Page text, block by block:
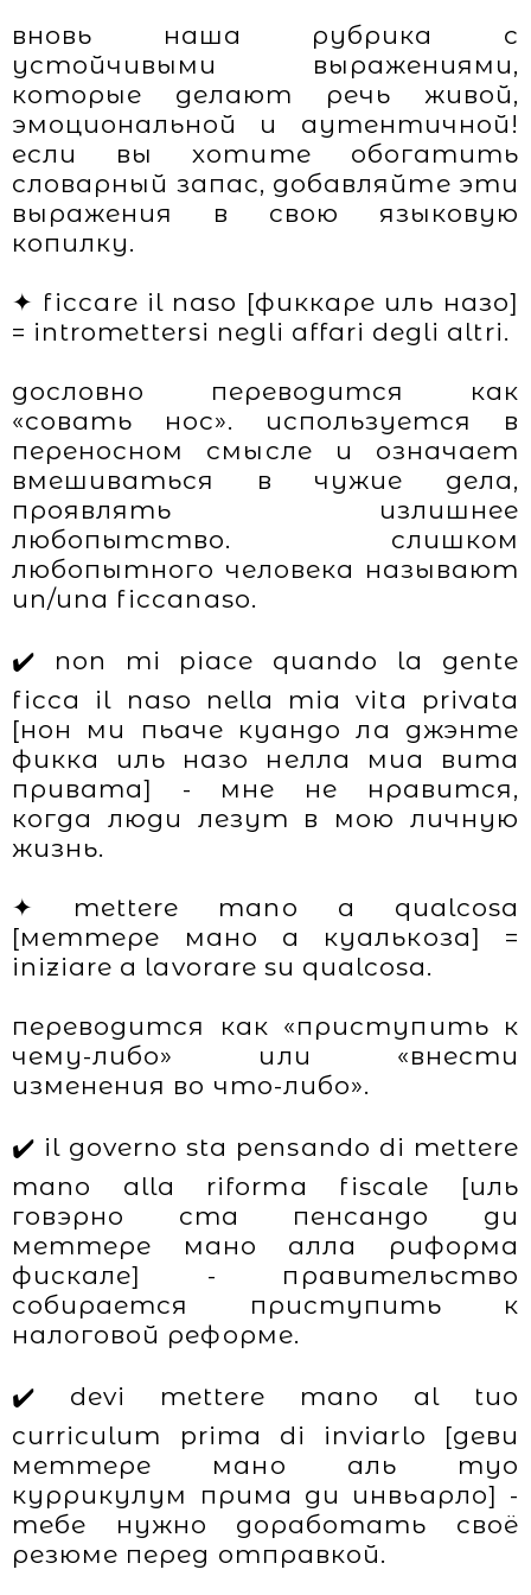
вновь наша рубрика с
устойчивыми выражениями,
которые делают речь живой,
эмоциональной и аутентичной!
если вы хотите обогатить
словарный запас, добавляйте эти
выражения в свою языковую
копилку.
✦ ficcare il naso [фиккаре иль назо]
= intromettersi negli affari degli altri.
дословно переводится как
«совать нос». используется в
переносном смысле и означает
вмешиваться в чужие дела,
проявлять излишнее
любопытство. слишком
любопытного человека называют
un/una ficcanaso.
✔️ non mi piace quando la gente
ficca il naso nella mia vita privatа
[нон ми пьаче куандо ла джэнте
фикка иль назо нелла миа вита
привата] - мне не нравится,
когда люди лезут в мою личную
жизнь.
✦ mettere mano a qualcosa
[меттере мано а куалькоза] =
iniziare a lavorare su qualcosa.
переводится как «приступить к
чему-либо» или «внести
изменения во что-либо».
✔️ il governo sta pensando di mettere
mano alla riforma fiscale [иль
говэрно ста пенсандо ди
меттере мано алла риформа
фискале] - правительство
собирается приступить к
налоговой реформе.
✔️ devi mettere mano al tuo
curriculum prima di inviarlo [деви
меттере мано аль туо
куррикулум прима ди инвьарло] -
тебе нужно доработать своё
резюме перед отправкой.